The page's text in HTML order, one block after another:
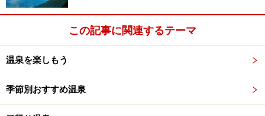
い。その池の対岸に能舞台と渡殿、控えの間がある。凝
った造りではなく、シンプルな和風旅館である。
各室から池と能舞台を眺められる
この記事に関連するテーマ
温泉を楽しもう
季節別おすすめ温泉